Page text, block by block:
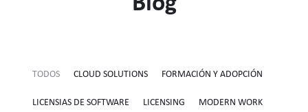
TODOS CLOUD SOLUTIONS FORMACIÓN Y ADOPCIÓN
LICENSIAS DE SOFTWARE LICENSING MODERN WORK